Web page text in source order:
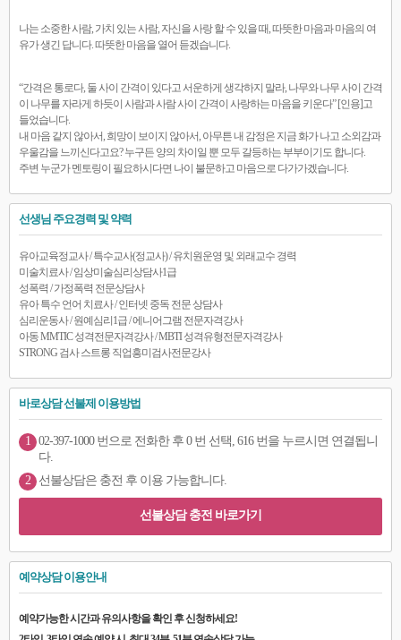
나는 소중한 사람, 가치 있는 사람, 자신을 사랑 할 수 있을 때, 따뜻한 마음과 마음의 여
유가 생긴 답니다. 따뜻한 마음을 열어 듣겠습니다.
“간격은 통로다, 둘 사이 간격이 있다고 서운하게 생각하지 말라, 나무와 나무 사이 간격
이 나무를 자라게 하듯이 사람과 사람 사이 간격이 사랑하는 마음을 키운다” [인용]고
들었습니다.
내 마음 같지 않아서, 희망이 보이지 않아서, 아무튼 내 감정은 지금 화가 나고 소외감과
우울감을 느끼신다고요? 누구든 양의 차이일 뿐 모두 갈등하는 부부이기도 합니다.
주변 누군가 멘토링이 필요하시다면 나이 불문하고 마음으로 다가가겠습니다.
선생님 주요경력 및 약력
유아교육정교사 / 특수교사(정교사) / 유치원운영 및 외래교수 경력
미술치료사 / 임상미술심리상담사1급
성폭력 / 가정폭력 전문상담사
유아 특수 언어 치료사 / 인터넷 중독 전문 상담사
심리운동사 / 원예심리1급 / 에니어그램 전문자격강사
아동 MMTIC 성격전문자격강사 / MBTI 성격유형전문자격강사
STRONG 검사 스트롱 직업흥미검사전문강사
바로상담 선불제 이용방법
1 02-397-1000 번으로 전화한 후 0 번 선택, 616 번을 누르시면 연결됩니
다.
2
선불상담은 충전 후 이용 가능합니다.
선불상담 충전 바로가기
예약상담 이용안내
예약가능한 시간과 유의사항을 확인 후 신청하세요!